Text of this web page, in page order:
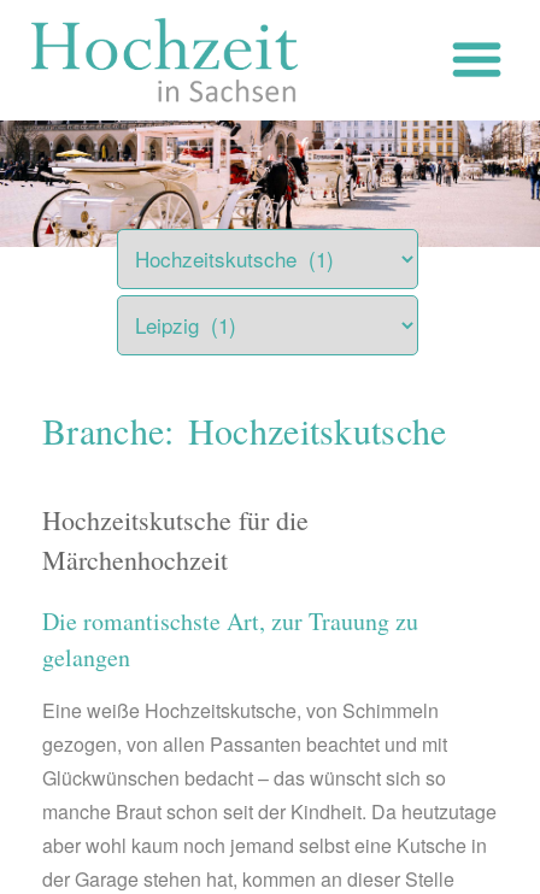
Inhalt
Branche: Hochzeitskutsche
Hochzeitskutsche für die
Märchenhochzeit
Die romantischste Art, zur Trauung zu
gelangen
Eine weiße Hochzeitskutsche, von Schimmeln
gezogen, von allen Passanten beachtet und mit
Glückwünschen bedacht – das wünscht sich so
manche Braut schon seit der Kindheit. Da heutzutage
aber wohl kaum noch jemand selbst eine Kutsche in
der Garage stehen hat, kommen an dieser Stelle